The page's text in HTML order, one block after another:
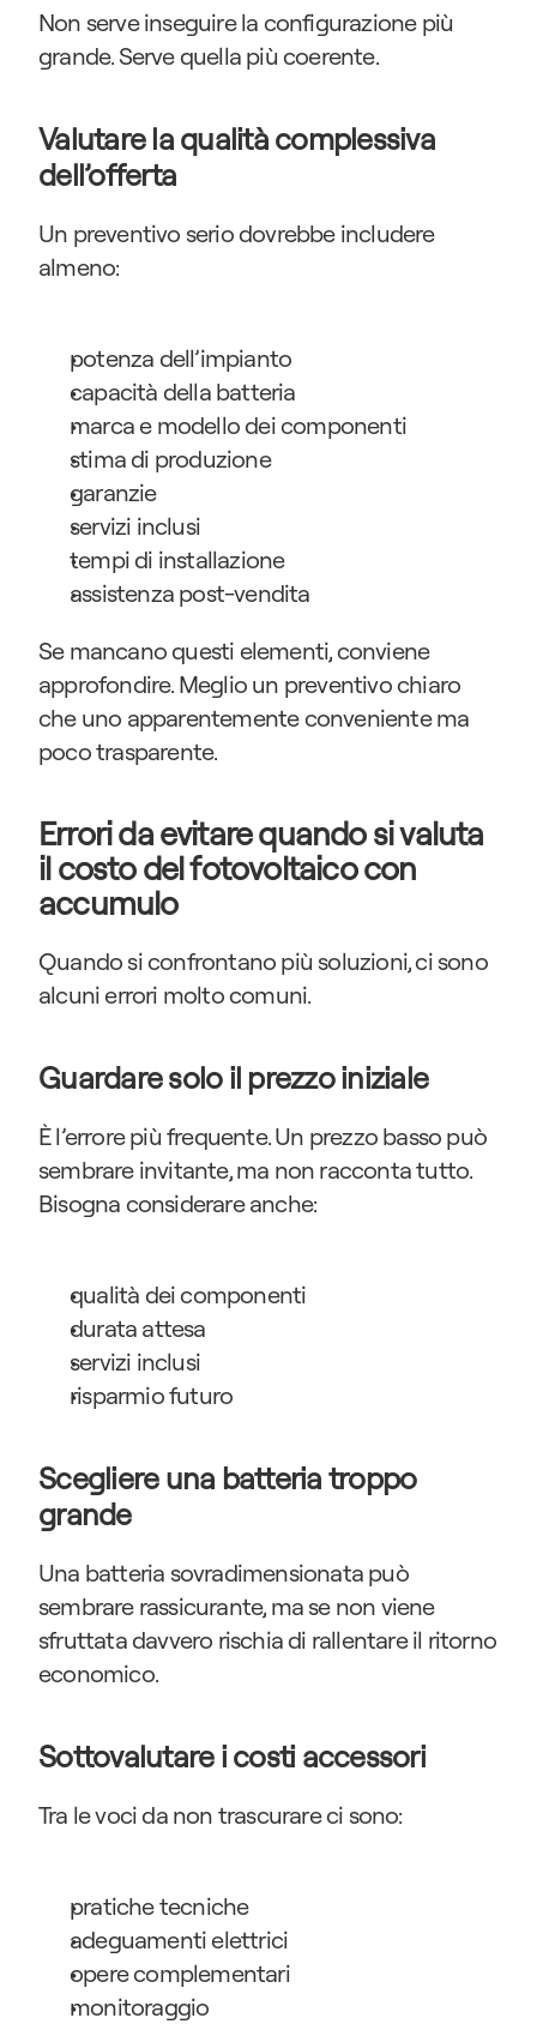
Non serve inseguire la configurazione più
grande. Serve quella più coerente.
Valutare la qualità complessiva
dell’offerta
Un preventivo serio dovrebbe includere
almeno:
potenza dell’impianto
capacità della batteria
marca e modello dei componenti
stima di produzione
garanzie
servizi inclusi
tempi di installazione
assistenza post-vendita
Se mancano questi elementi, conviene
approfondire. Meglio un preventivo chiaro
che uno apparentemente conveniente ma
poco trasparente.
Errori da evitare quando si valuta
il costo del fotovoltaico con
accumulo
Quando si confrontano più soluzioni, ci sono
alcuni errori molto comuni.
Guardare solo il prezzo iniziale
È l’errore più frequente. Un prezzo basso può
sembrare invitante, ma non racconta tutto.
Bisogna considerare anche:
qualità dei componenti
durata attesa
servizi inclusi
risparmio futuro
Scegliere una batteria troppo
grande
Una batteria sovradimensionata può
sembrare rassicurante, ma se non viene
sfruttata davvero rischia di rallentare il ritorno
economico.
Sottovalutare i costi accessori
Tra le voci da non trascurare ci sono:
pratiche tecniche
adeguamenti elettrici
opere complementari
monitoraggio